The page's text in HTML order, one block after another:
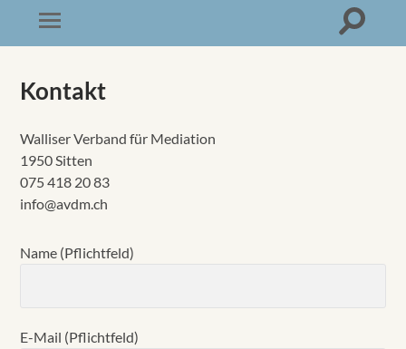
Toggle
mobile
Toggle
Kontakt
Walliser Verband für Mediation
1950 Sitten
075 418 20 83
info@avdm.ch
Name (Pflichtfeld)
E-Mail (Pflichtfeld)